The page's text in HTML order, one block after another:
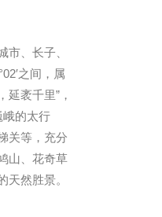
、长子、
之间，属
袤千里”，
峨的太行
关等，充分
山、花奇草
然胜景。